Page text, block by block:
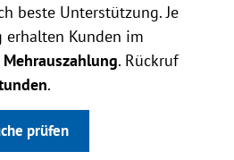
beste Unterstützung. Je
erhalten Kunden im
. Rückruf
.
prüfen